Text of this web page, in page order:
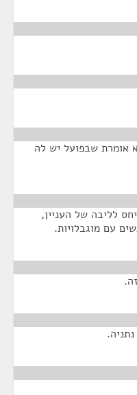
אומרת שבפועל יש לה
לליבה של העניין,
עם מוגבלויות.